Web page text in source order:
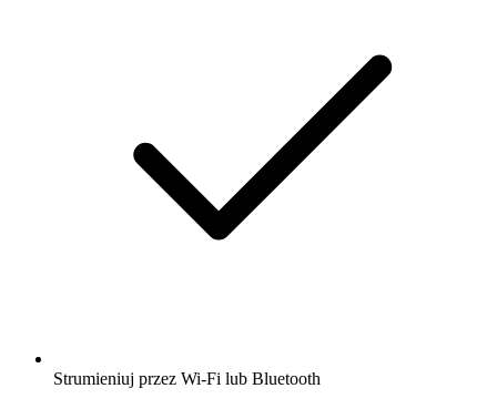
Strumieniuj przez Wi-Fi lub Bluetooth